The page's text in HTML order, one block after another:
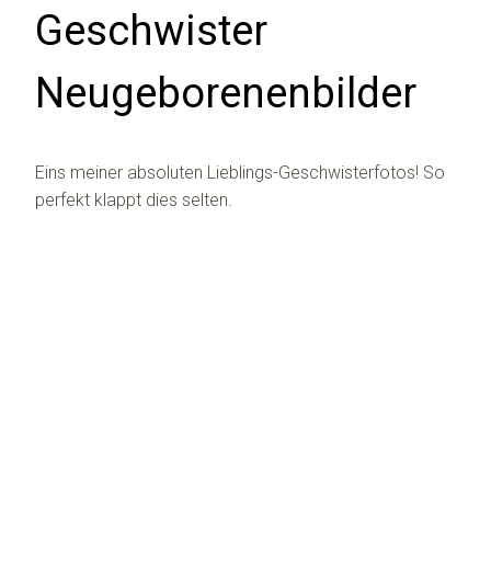
Geschwister
Neugeborenenbilder
Eins meiner absoluten Lieblings-Geschwisterfotos! So
perfekt klappt dies selten.